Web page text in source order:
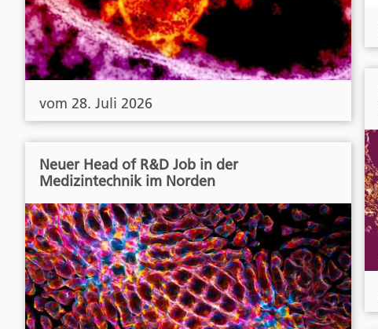
vom 28. Juli 2026
Neuer Head of R&D Job in der
Medizintechnik im Norden